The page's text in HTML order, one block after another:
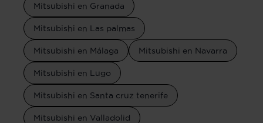
Mitsubishi en Granada
Mitsubishi en Las palmas
Mitsubishi en Málaga Mitsubishi en Navarra
Mitsubishi en Lugo
Mitsubishi en Santa cruz tenerife
Mitsubishi en Valladolid